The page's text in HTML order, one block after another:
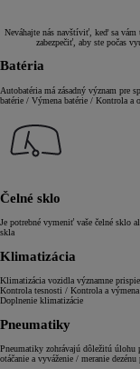
Neváhajte nás navštíviť, keď sa
zabezpečiť, aby ste počas
Batéria
Autobatéria má zásadný význam pre
batérie / Výmena batérie / Kontrola a
Čelné sklo
Je potrebné vymeniť vaše čelné sklo
skla
Klimatizácia
Klimatizácia vozidla významne
Kontrola tesnosti / Kontrola a
Doplnenie klimatizácie
Pneumatiky
Pneumatiky zohrávajú dôležitú úlohu
otáčanie a vyváženie / meranie